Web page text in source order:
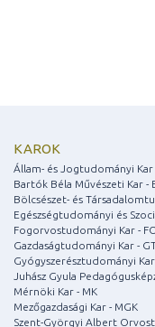
KAROK
Állam- és Jogtudományi Kar
Bartók Béla Művészeti Kar -
Bölcsészet- és
Egészségtudományi és
Fogorvostudományi Kar -
Gazdaságtudományi Kar -
Gyógyszerésztudományi Kar
Juhász Gyula
Mérnöki Kar - MK
Mezőgazdasági Kar - MGK
Szent-Györgyi Albert